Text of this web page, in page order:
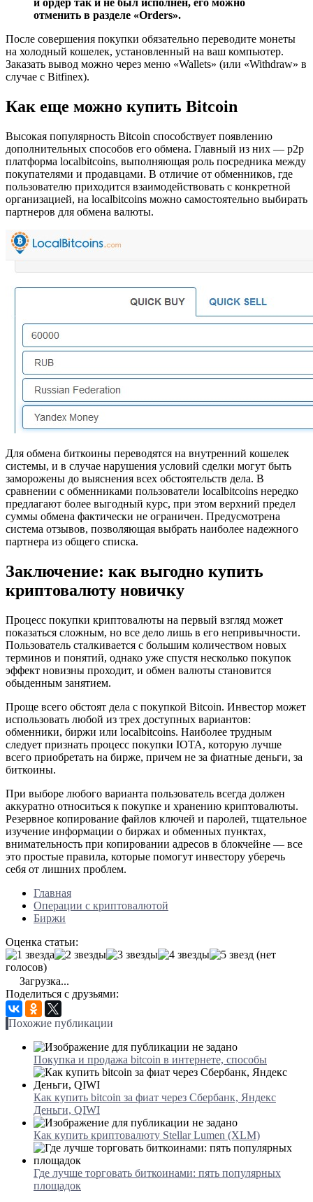
отменить в разделе «Orders».
После совершения покупки обязательно переводите монеты
на холодный кошелек, установленный на ваш компьютер.
Заказать вывод можно через меню «Wallets» (или «Withdraw» в
случае с Bitfinex).
Как еще можно купить Bitcoin
Высокая популярность Bitcoin способствует появлению
дополнительных способов его обмена. Главный из них — p2p
платформа localbitcoins, выполняющая роль посредника между
покупателями и продавцами. В отличие от обменников, где
пользователю приходится взаимодействовать с конкретной
организацией, на localbitcoins можно самостоятельно выбирать
партнеров для обмена валюты.
Для обмена биткоины переводятся на внутренний кошелек
системы, и в случае нарушения условий сделки могут быть
заморожены до выяснения всех обстоятельств дела. В
сравнении с обменниками пользователи localbitcoins нередко
предлагают более выгодный курс, при этом верхний предел
суммы обмена фактически не ограничен. Предусмотрена
система отзывов, позволяющая выбрать наиболее надежного
партнера из общего списка.
Заключение: как выгодно купить
криптовалюту новичку
Процесс покупки криптовалюты на первый взгляд может
показаться сложным, но все дело лишь в его непривычности.
Пользователь сталкивается с большим количеством новых
терминов и понятий, однако уже спустя несколько покупок
эффект новизны проходит, и обмен валюты становится
обыденным занятием.
Проще всего обстоят дела с покупкой Bitcoin. Инвестор может
использовать любой из трех доступных вариантов:
обменники, биржи или localbitcoins. Наиболее трудным
следует признать процесс покупки IOTA, которую лучше
всего приобретать на бирже, причем не за фиатные деньги, за
биткоины.
При выборе любого варианта пользователь всегда должен
аккуратно относиться к покупке и хранению криптовалюты.
Резервное копирование файлов ключей и паролей, тщательное
изучение информации о биржах и обменных пунктах,
внимательность при копировании адресов в блокчейне — все
это простые правила, которые помогут инвестору уберечь
себя от лишних проблем.
Главная
Операции с криптовалютой
Биржи
Оценка статьи:
(нет
голосов)
Загрузка...
Поделиться с друзьями:
Похожие публикации
Покупка и продажа bitcoin в интернете, способы
Как купить bitcoin за фиат через Сбербанк, Яндекс
Деньги, QIWI
Как купить криптовалюту Stellar Lumen (XLM)
Где лучше торговать биткоинами: пять популярных
площадок